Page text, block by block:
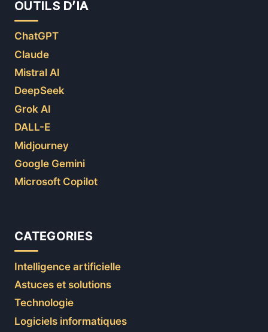
OUTILS D’IA
ChatGPT
Claude
Mistral AI
DeepSeek
Grok AI
DALL-E
Midjourney
Google Gemini
Microsoft Copilot
CATEGORIES
Intelligence artificielle
Astuces et solutions
Technologie
Logiciels informatiques